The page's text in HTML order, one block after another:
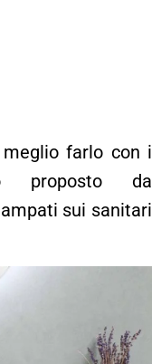
farlo con i
proposto da
sui sanitari